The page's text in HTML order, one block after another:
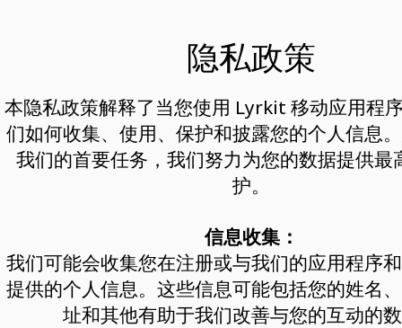
隐私政策
本隐私政策解释了当您使用 Lyrkit 移动应用程
们如何收集、使用、保护和披露您的个人信息
我们的首要任务，我们努力为您的数据提供最
护。
信息收集：
我们可能会收集您在注册或与我们的应用程序
提供的个人信息。这些信息可能包括您的姓名
址和其他有助于我们改善与您的互动的